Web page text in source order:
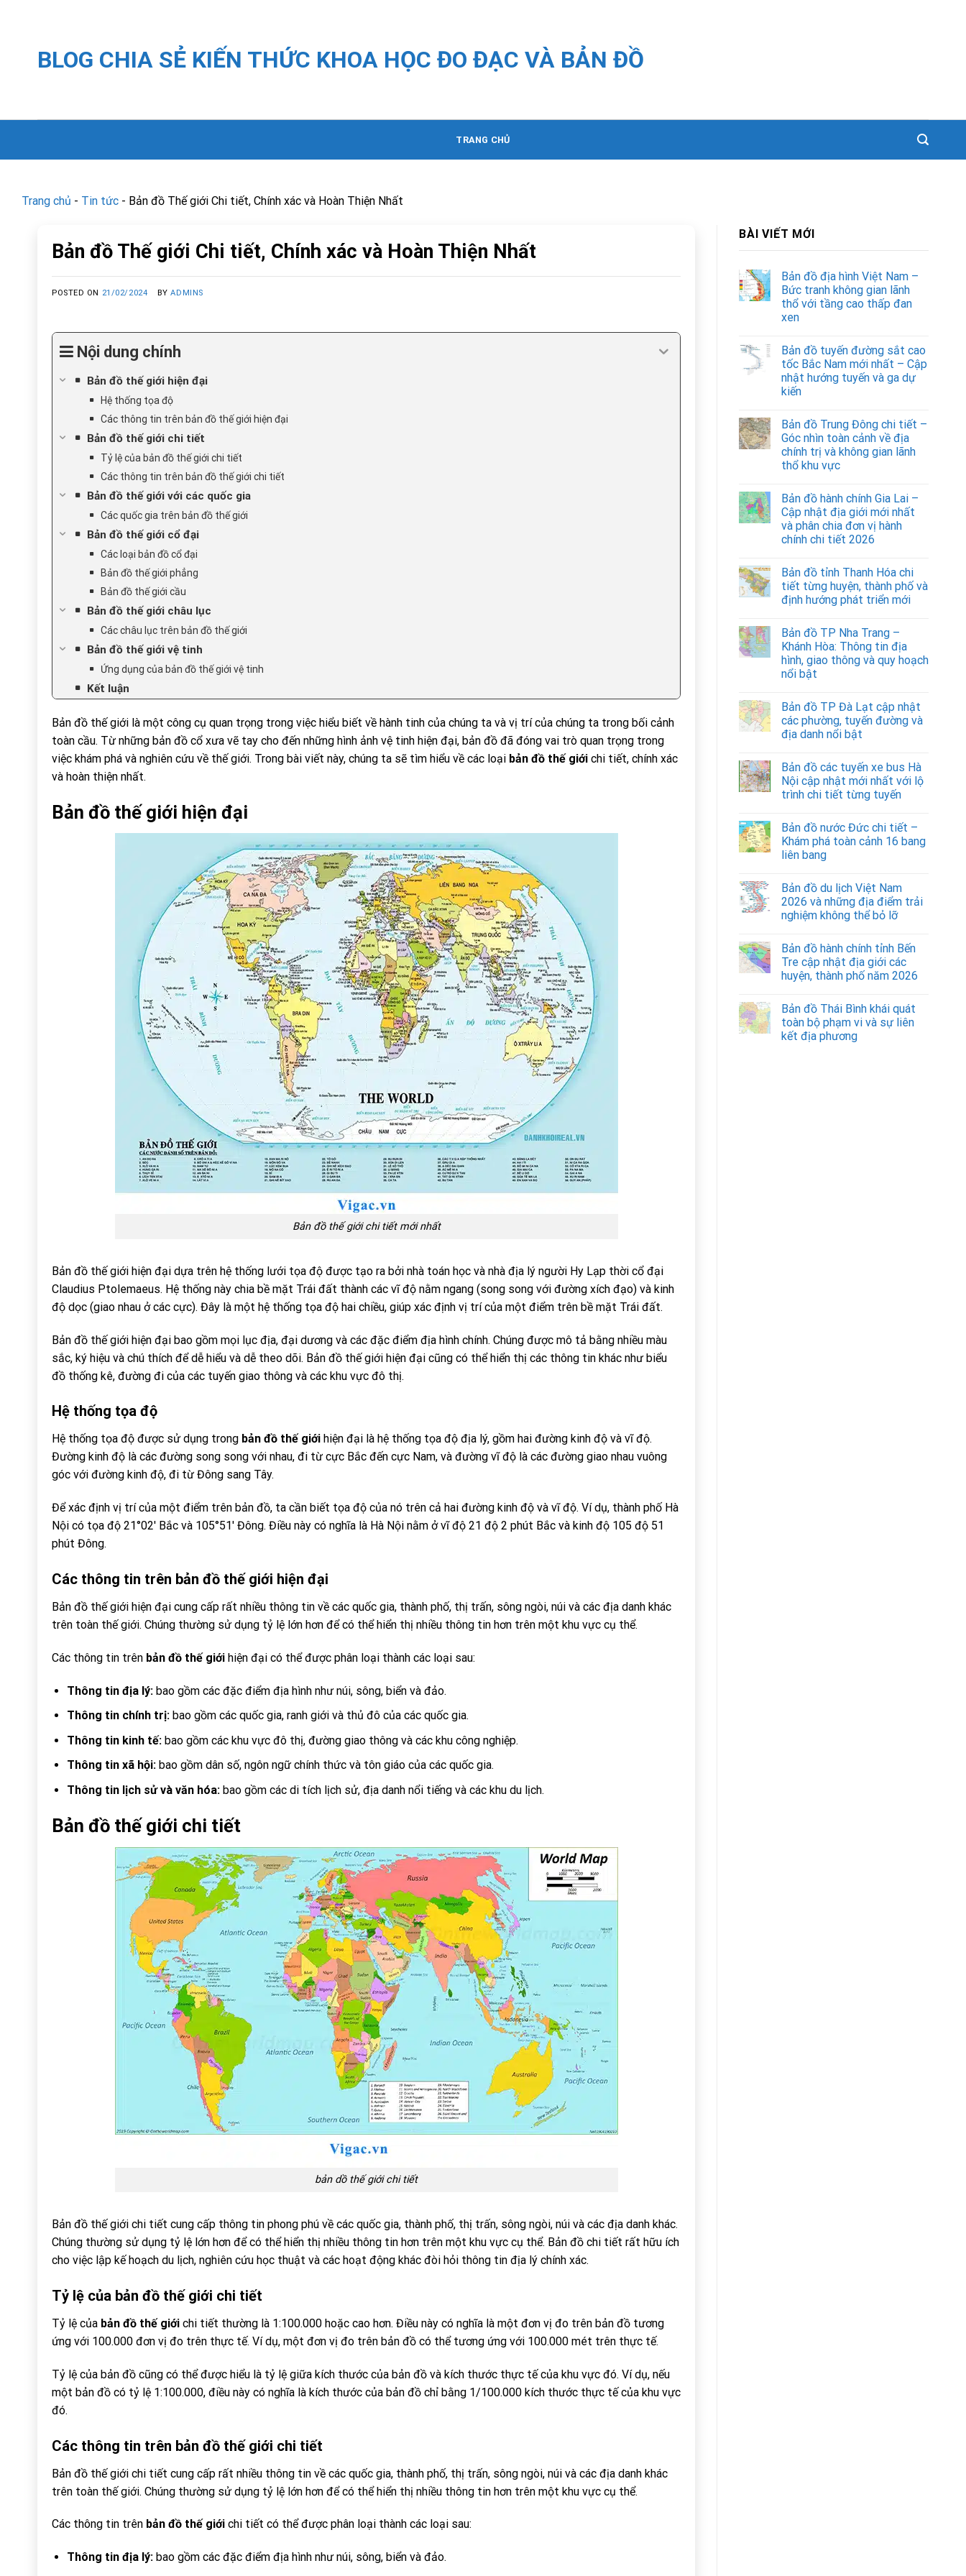
BLOG CHIA SẺ KIẾN THỨC KHOA HỌC ĐO ĐẠC VÀ BẢN ĐỒ
TRANG CHỦ
Trang chủ - Tin tức - Bản đồ Thế giới Chi tiết, Chính xác và Hoàn Thiện Nhất
Bản đồ Thế giới Chi tiết, Chính xác và Hoàn Thiện Nhất
POSTED ON 21/02/2024 BYADMINS
Nội dung chính
Bản đồ thế giới hiện đại
Hệ thống tọa độ
Các thông tin trên bản đồ thế giới hiện đại
Bản đồ thế giới chi tiết
Tỷ lệ của bản đồ thế giới chi tiết
Các thông tin trên bản đồ thế giới chi tiết
Bản đồ thế giới với các quốc gia
Các quốc gia trên bản đồ thế giới
Bản đồ thế giới cổ đại
Các loại bản đồ cổ đại
Bản đồ thế giới phẳng
Bản đồ thế giới cầu
Bản đồ thế giới châu lục
Các châu lục trên bản đồ thế giới
Bản đồ thế giới vệ tinh
Ứng dụng của bản đồ thế giới vệ tinh
Kết luận
Bản đồ thế giới là một công cụ quan trọng trong việc hiểu biết về hành tinh của chúng ta và vị trí của chúng ta trong bối cảnh
toàn cầu. Từ những bản đồ cổ xưa vẽ tay cho đến những hình ảnh vệ tinh hiện đại, bản đồ đã đóng vai trò quan trọng trong
việc khám phá và nghiên cứu về thế giới. Trong bài viết này, chúng ta sẽ tìm hiểu về các loại bản đồ thế giới chi tiết, chính xác
và hoàn thiện nhất.
Bản đồ thế giới hiện đại
Bản đồ thế giới chi tiết mới nhất
Bản đồ thế giới hiện đại dựa trên hệ thống lưới tọa độ được tạo ra bởi nhà toán học và nhà địa lý người Hy Lạp thời cổ đại
Claudius Ptolemaeus. Hệ thống này chia bề mặt Trái đất thành các vĩ độ nằm ngang (song song với đường xích đạo) và kinh
độ dọc (giao nhau ở các cực). Đây là một hệ thống tọa độ hai chiều, giúp xác định vị trí của một điểm trên bề mặt Trái đất.
Bản đồ thế giới hiện đại bao gồm mọi lục địa, đại dương và các đặc điểm địa hình chính. Chúng được mô tả bằng nhiều màu
sắc, ký hiệu và chú thích để dễ hiểu và dễ theo dõi. Bản đồ thế giới hiện đại cũng có thể hiển thị các thông tin khác như biểu
đồ thống kê, đường đi của các tuyến giao thông và các khu vực đô thị.
Hệ thống tọa độ
Hệ thống tọa độ được sử dụng trong bản đồ thế giới hiện đại là hệ thống tọa độ địa lý, gồm hai đường kinh độ và vĩ độ.
Đường kinh độ là các đường song song với nhau, đi từ cực Bắc đến cực Nam, và đường vĩ độ là các đường giao nhau vuông
góc với đường kinh độ, đi từ Đông sang Tây.
Để xác định vị trí của một điểm trên bản đồ, ta cần biết tọa độ của nó trên cả hai đường kinh độ và vĩ độ. Ví dụ, thành phố Hà
Nội có tọa độ 21°02′ Bắc và 105°51′ Đông. Điều này có nghĩa là Hà Nội nằm ở vĩ độ 21 độ 2 phút Bắc và kinh độ 105 độ 51
phút Đông.
Các thông tin trên bản đồ thế giới hiện đại
Bản đồ thế giới hiện đại cung cấp rất nhiều thông tin về các quốc gia, thành phố, thị trấn, sông ngòi, núi và các địa danh khác
trên toàn thế giới. Chúng thường sử dụng tỷ lệ lớn hơn để có thể hiển thị nhiều thông tin hơn trên một khu vực cụ thể.
Các thông tin trên bản đồ thế giới hiện đại có thể được phân loại thành các loại sau:
Thông tin địa lý:bao gồm các đặc điểm địa hình như núi, sông, biển và đảo.
Thông tin chính trị:bao gồm các quốc gia, ranh giới và thủ đô của các quốc gia.
Thông tin kinh tế:bao gồm các khu vực đô thị, đường giao thông và các khu công nghiệp.
Thông tin xã hội:bao gồm dân số, ngôn ngữ chính thức và tôn giáo của các quốc gia.
Thông tin lịch sử và văn hóa:bao gồm các di tích lịch sử, địa danh nổi tiếng và các khu du lịch.
Bản đồ thế giới chi tiết
bản dồ thế giới chi tiết
Bản đồ thế giới chi tiết cung cấp thông tin phong phú về các quốc gia, thành phố, thị trấn, sông ngòi, núi và các địa danh khác.
Chúng thường sử dụng tỷ lệ lớn hơn để có thể hiển thị nhiều thông tin hơn trên một khu vực cụ thể. Bản đồ chi tiết rất hữu ích
cho việc lập kế hoạch du lịch, nghiên cứu học thuật và các hoạt động khác đòi hỏi thông tin địa lý chính xác.
Tỷ lệ của bản đồ thế giới chi tiết
Tỷ lệ của bản đồ thế giới chi tiết thường là 1:100.000 hoặc cao hơn. Điều này có nghĩa là một đơn vị đo trên bản đồ tương
ứng với 100.000 đơn vị đo trên thực tế. Ví dụ, một đơn vị đo trên bản đồ có thể tương ứng với 100.000 mét trên thực tế.
Tỷ lệ của bản đồ cũng có thể được hiểu là tỷ lệ giữa kích thước của bản đồ và kích thước thực tế của khu vực đó. Ví dụ, nếu
một bản đồ có tỷ lệ 1:100.000, điều này có nghĩa là kích thước của bản đồ chỉ bằng 1/100.000 kích thước thực tế của khu vực
đó.
Các thông tin trên bản đồ thế giới chi tiết
Bản đồ thế giới chi tiết cung cấp rất nhiều thông tin về các quốc gia, thành phố, thị trấn, sông ngòi, núi và các địa danh khác
trên toàn thế giới. Chúng thường sử dụng tỷ lệ lớn hơn để có thể hiển thị nhiều thông tin hơn trên một khu vực cụ thể.
Các thông tin trên bản đồ thế giới chi tiết có thể được phân loại thành các loại sau:
Thông tin địa lý:bao gồm các đặc điểm địa hình như núi, sông, biển và đảo.
BÀI VIẾT MỚI
Bản đồ địa hình Việt Nam –
Bức tranh không gian lãnh
thổ với tầng cao thấp đan
xen
Bản đồ tuyến đường sắt cao
tốc Bắc Nam mới nhất – Cập
nhật hướng tuyến và ga dự
kiến
Bản đồ Trung Đông chi tiết –
Góc nhìn toàn cảnh về địa
chính trị và không gian lãnh
thổ khu vực
Bản đồ hành chính Gia Lai –
Cập nhật địa giới mới nhất
và phân chia đơn vị hành
chính chi tiết 2026
Bản đồ tỉnh Thanh Hóa chi
tiết từng huyện, thành phố và
định hướng phát triển mới
Bản đồ TP Nha Trang –
Khánh Hòa: Thông tin địa
hình, giao thông và quy hoạch
nổi bật
Bản đồ TP Đà Lạt cập nhật
các phường, tuyến đường và
địa danh nổi bật
Bản đồ các tuyến xe bus Hà
Nội cập nhật mới nhất với lộ
trình chi tiết từng tuyến
Bản đồ nước Đức chi tiết –
Khám phá toàn cảnh 16 bang
liên bang
Bản đồ du lịch Việt Nam
2026 và những địa điểm trải
nghiệm không thể bỏ lỡ
Bản đồ hành chính tỉnh Bến
Tre cập nhật địa giới các
huyện, thành phố năm 2026
Bản đồ Thái Bình khái quát
toàn bộ phạm vi và sự liên
kết địa phương